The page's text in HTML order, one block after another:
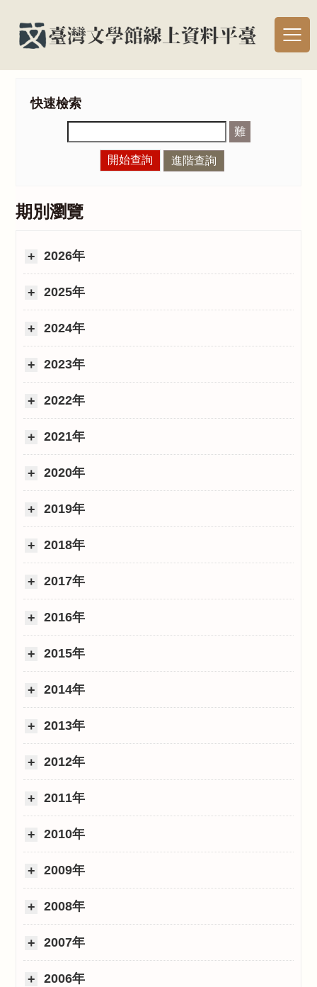
快速檢索
難
開始查詢 進階查詢
期別瀏覽
2026年
2025年
2024年
2023年
2022年
2021年
2020年
2019年
2018年
2017年
2016年
2015年
2014年
2013年
2012年
2011年
2010年
2009年
2008年
2007年
2006年